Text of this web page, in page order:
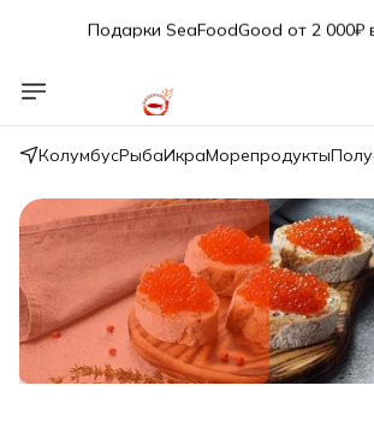
Подарки SeaFoodGood от 2 000₽
при
🎁 Бесплатная доставка при заказе
КолумбусРыбаИкраМорепродукты